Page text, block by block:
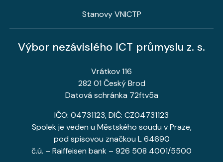
Stanovy VNICTP
Výbor nezávislého ICT průmyslu z. s.
Vrátkov 116
282 01 Český Brod
Datová schránka 72ftv5a
IČO: 04731123, DIČ: CZ04731123
Spolek je veden u Městského soudu v Praze,
pod spisovou značkou L 64690
č.ú. – Raiffeisen bank – 926 508 4001/5500